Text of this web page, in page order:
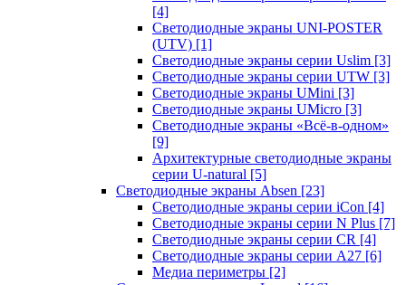
[4]
Светодиодные экраны UNI-POSTER
(UTV) [1]
Светодиодные экраны серии Uslim [3]
Светодиодные экраны серии UTW [3]
Светодиодные экраны UMini [3]
Светодиодные экраны UMicro [3]
Светодиодные экраны «Всё-в-одном»
[9]
Архитектурные светодиодные экраны
серии U-natural [5]
Светодиодные экраны Absen [23]
Светодиодные экраны серии iCon [4]
Светодиодные экраны серии N Plus [7]
Светодиодные экраны серии CR [4]
Светодиодные экраны серии А27 [6]
Медиа периметры [2]